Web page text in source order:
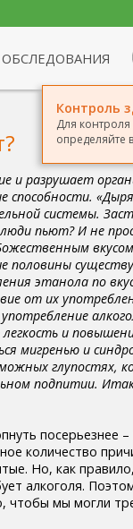
Контроль
Для контроля
определяйте
и разрушает
способности.
системы.
пьют? И не
половины
этанола по
от их
и
мигренью и
глупостях,
подпитии.
посерьезнее
количество
Но, как
алкоголя.
мы могли